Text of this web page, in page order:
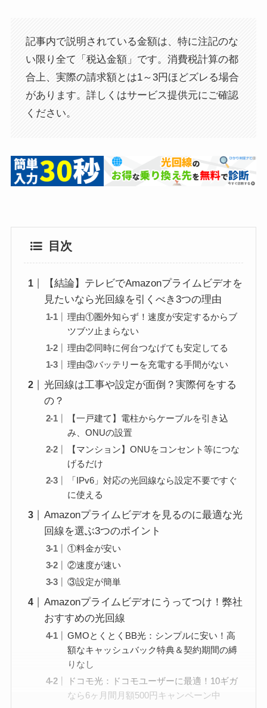
記事内で説明されている金額は、特に注記のな
い限り全て「税込金額」です。消費税計算の都
合上、実際の請求額とは1～3円ほどズレる場合
があります。詳しくはサービス提供元にご確認
ください。
目次
【結論】テレビでAmazonプライムビデオを
見たいなら光回線を引くべき3つの理由
理由①圏外知らず！速度が安定するからブ
ツブツ止まらない
理由②同時に何台つなげても安定してる
理由③バッテリーを充電する手間がない
光回線は工事や設定が面倒？実際何をする
の？
【一戸建て】電柱からケーブルを引き込
み、ONUの設置
【マンション】ONUをコンセント等につな
げるだけ
「IPv6」対応の光回線なら設定不要ですぐ
に使える
Amazonプライムビデオを見るのに最適な光
回線を選ぶ3つのポイント
①料金が安い
②速度が速い
③設定が簡単
Amazonプライムビデオにうってつけ！弊社
おすすめの光回線
GMOとくとくBB光：シンプルに安い！高
額なキャッシュバック特典＆契約期間の縛
りなし
ドコモ光：ドコモユーザーに最適！10ギガ
なら6ヶ月間月額500円キャンペーン中